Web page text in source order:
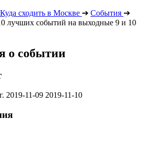
сходить в Москве ➔ События ➔
лучших событий на выходные 9 и 10
о событии
2019-11-09 2019-11-10